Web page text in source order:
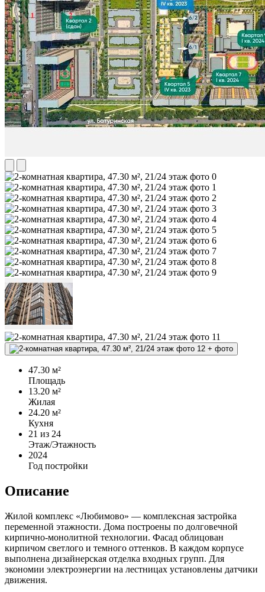
+ фото
47.30 м²
Площадь
13.20 м²
Жилая
24.20 м²
Кухня
21 из 24
Этаж/Этажность
2024
Год постройки
Описание
Жилой комплекс «Любимово» — комплексная застройка
переменной этажности. Дома построены по долговечной
кирпично-монолитной технологии. Фасад облицован
кирпичом светлого и темного оттенков. В каждом корпусе
выполнена дизайнерская отделка входных групп. Для
экономии электроэнергии на лестницах установлены датчики
движения.